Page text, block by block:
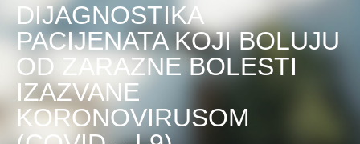
DIJAGNOSTIKA
PACIJENATA KOJI BOLUJU
OD ZARAZNE BOLESTI
IZAZVANE
KORONOVIRUSOM